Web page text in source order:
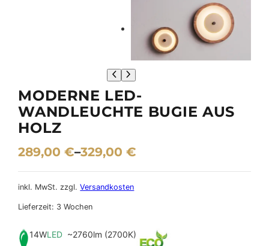
MODERNE LED-
WANDLEUCHTE BUGIE AUS
HOLZ
289,00€–329,00€
inkl. MwSt. zzgl.Versandkosten
Lieferzeit: 3 Wochen
14WLED ~2760lm (2700K)